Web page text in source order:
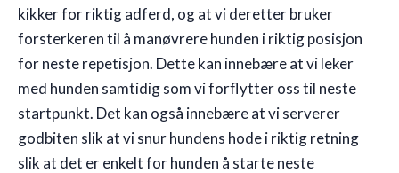
kikker for riktig adferd, og at vi deretter bruker
forsterkeren til å manøvrere hunden i riktig posisjon
for neste repetisjon. Dette kan innebære at vi leker
med hunden samtidig som vi forflytter oss til neste
startpunkt. Det kan også innebære at vi serverer
godbiten slik at vi snur hundens hode i riktig retning
slik at det er enkelt for hunden å starte neste